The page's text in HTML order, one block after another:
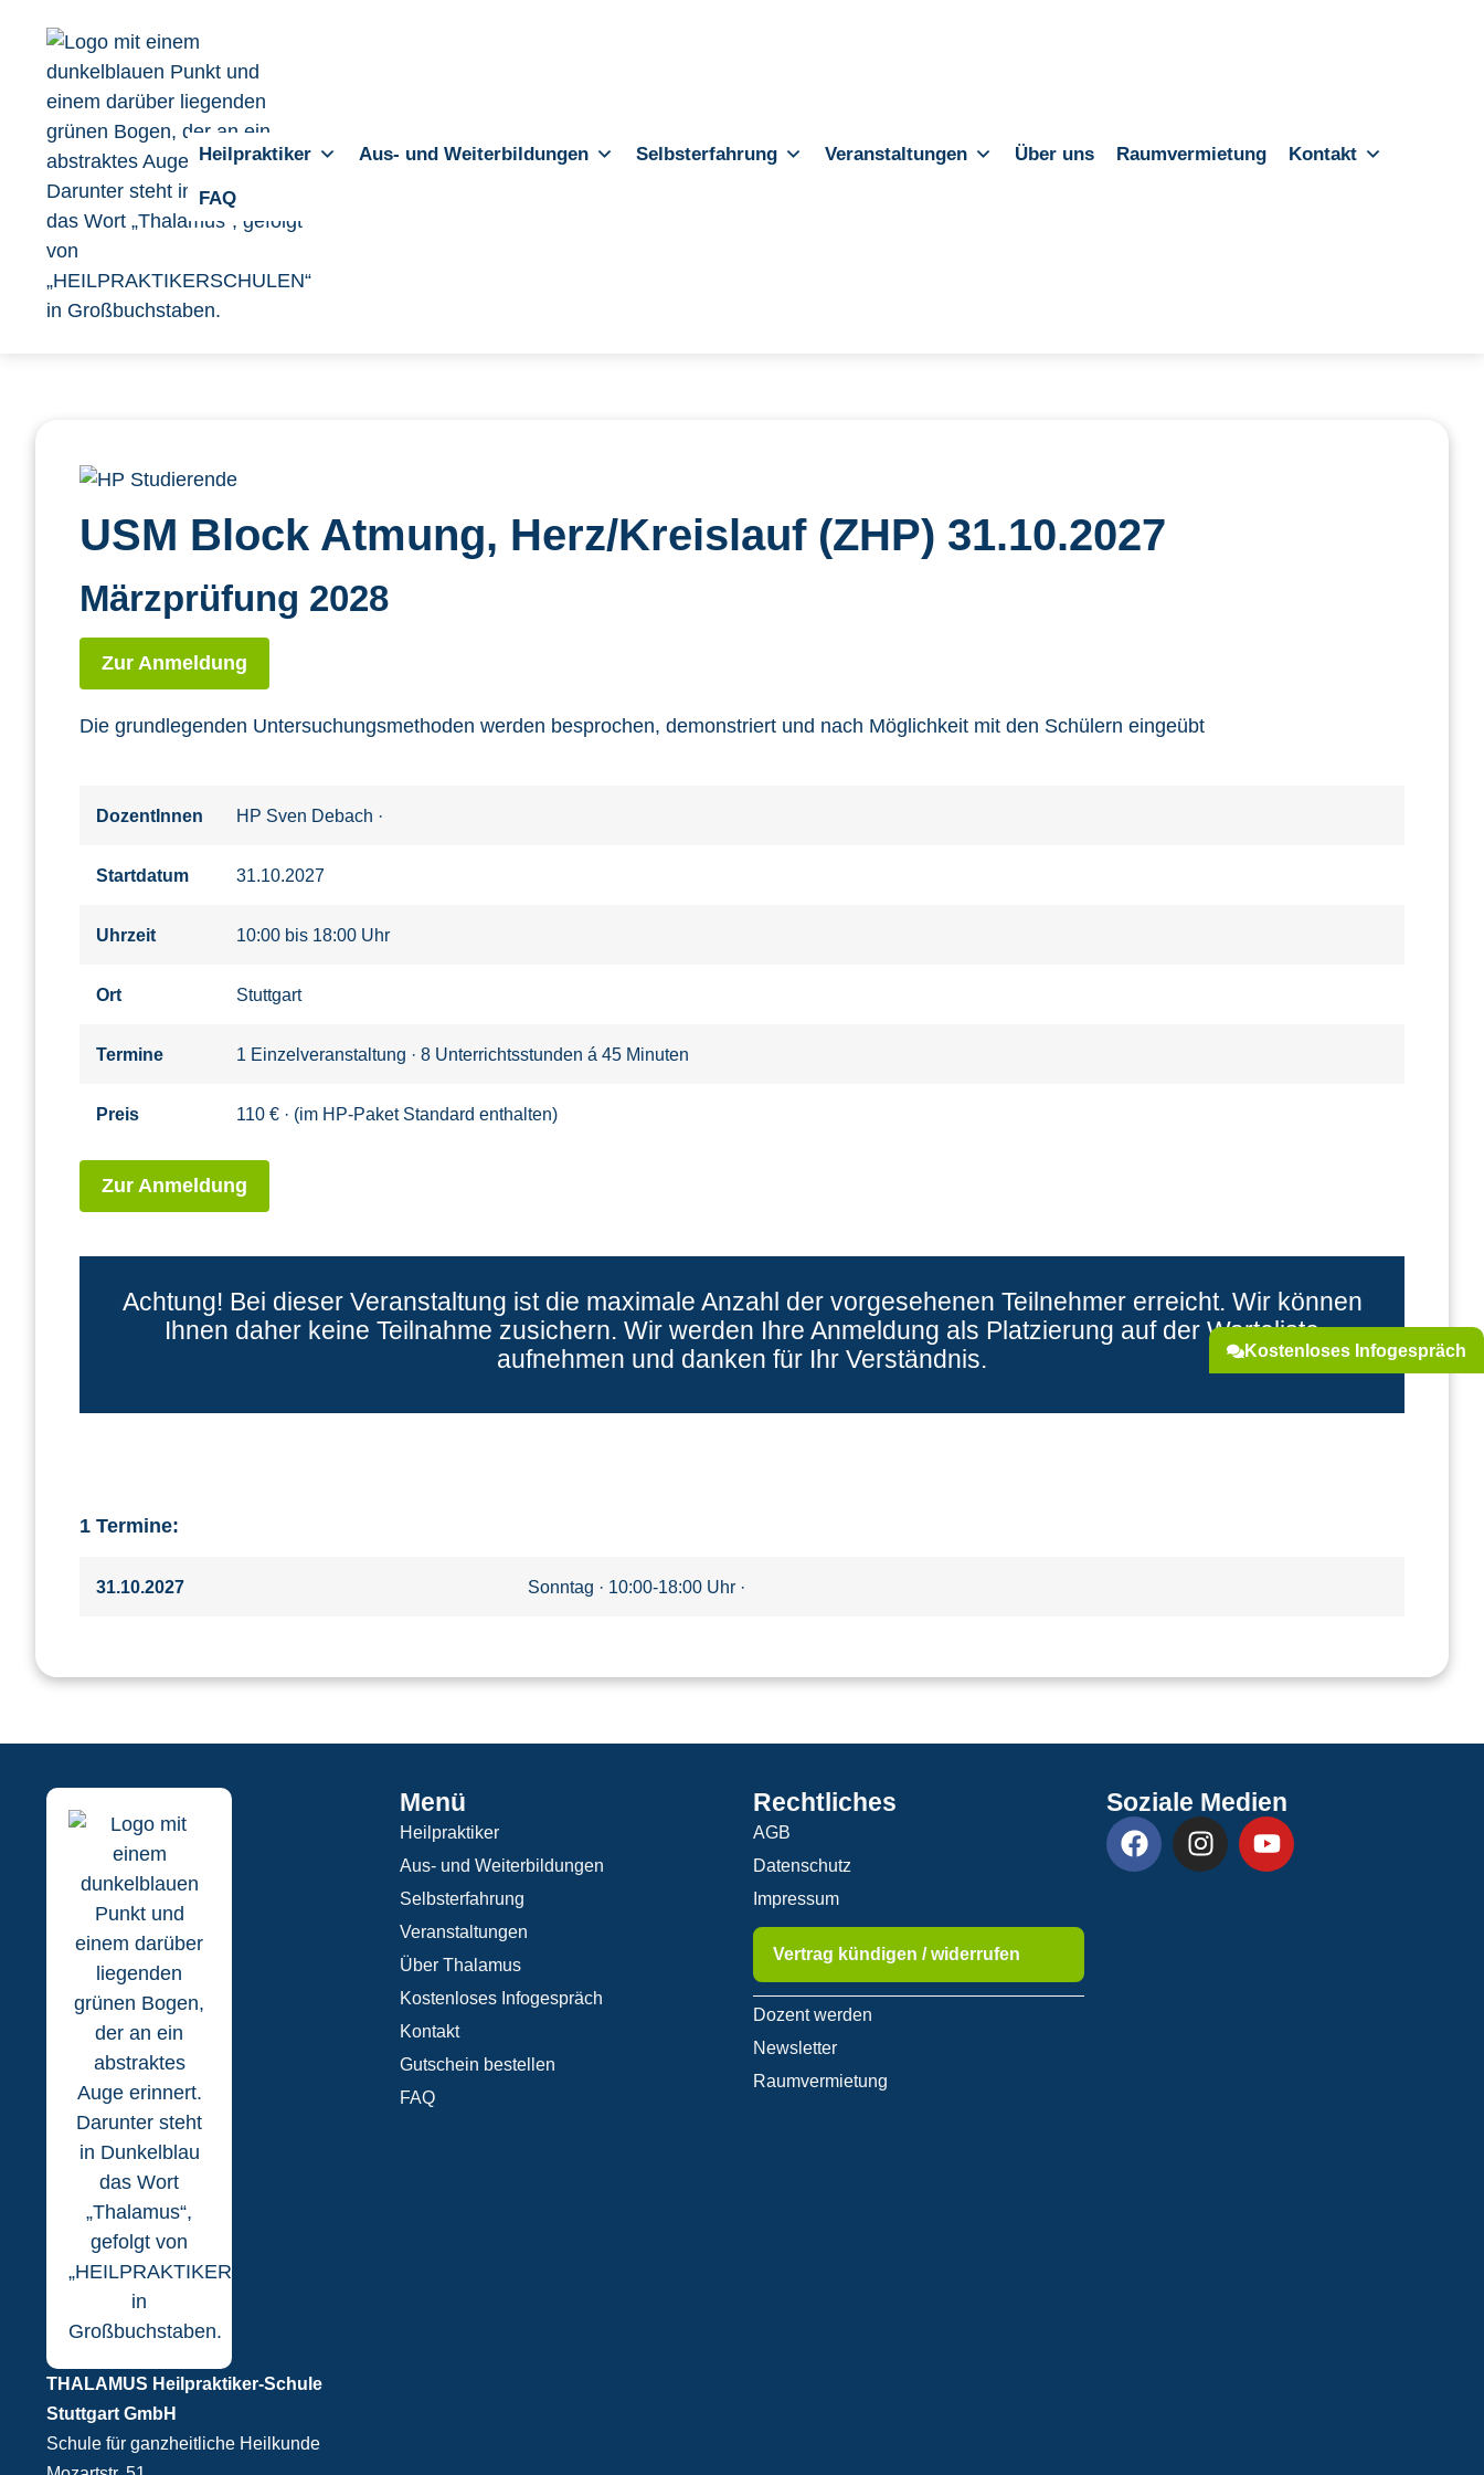
Heilpraktiker Aus- und Weiterbildungen Selbsterfahrung Veranstaltungen Über uns Raumvermietung Kontakt
FAQ
Kostenloses Infogespräch
USM Block Atmung, Herz/Kreislauf (ZHP) 31.10.2027
Märzprüfung 2028
Zur Anmeldung
Die grundlegenden Untersuchungsmethoden werden besprochen, demonstriert und nach Möglichkeit mit den Schülern eingeübt
DozentInnen HP Sven Debach ·
Startdatum 31.10.2027
Uhrzeit 10:00 bis 18:00 Uhr
Ort Stuttgart
Termine 1 Einzelveranstaltung · 8 Unterrichtsstunden á 45 Minuten
Preis 110 € · (im HP-Paket Standard enthalten)
Zur Anmeldung
Achtung! Bei dieser Veranstaltung ist die maximale Anzahl der vorgesehenen Teilnehmer erreicht. Wir können
Ihnen daher keine Teilnahme zusichern. Wir werden Ihre Anmeldung als Platzierung auf der Warteliste
aufnehmen und danken für Ihr Verständnis.
1 Termine:
31.10.2027 Sonntag · 10:00-18:00 Uhr ·
THALAMUS Heilpraktiker-Schule
Stuttgart GmbH
Schule für ganzheitliche Heilkunde
Menü
Heilpraktiker
Aus- und Weiterbildungen
Selbsterfahrung
Veranstaltungen
Über Thalamus
Kostenloses Infogespräch
Kontakt
Gutschein bestellen
FAQ
Rechtliches
AGB
Datenschutz
Impressum
Vertrag kündigen / widerrufen
Dozent werden
Newsletter
Raumvermietung
Soziale Medien